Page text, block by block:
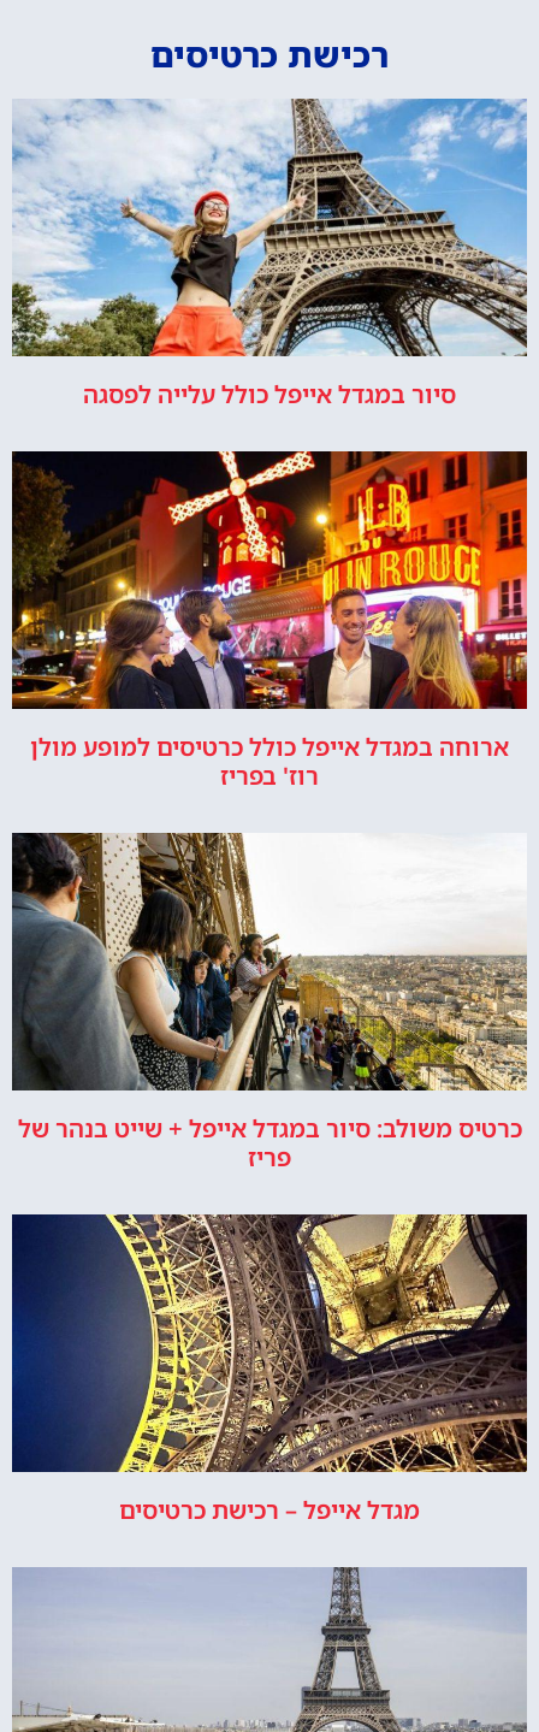
רכישת כרטיסים
סיור במגדל אייפל כולל עלייה לפסגה
ארוחה במגדל אייפל כולל כרטיסים למופע מולן
רוז' בפריז
כרטיס משולב: סיור במגדל אייפל + שייט בנהר של
פריז
מגדל אייפל – רכישת כרטיסים